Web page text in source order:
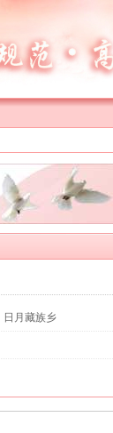
日月藏族乡